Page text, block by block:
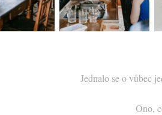
Jednalo se o vůbec
Ono,